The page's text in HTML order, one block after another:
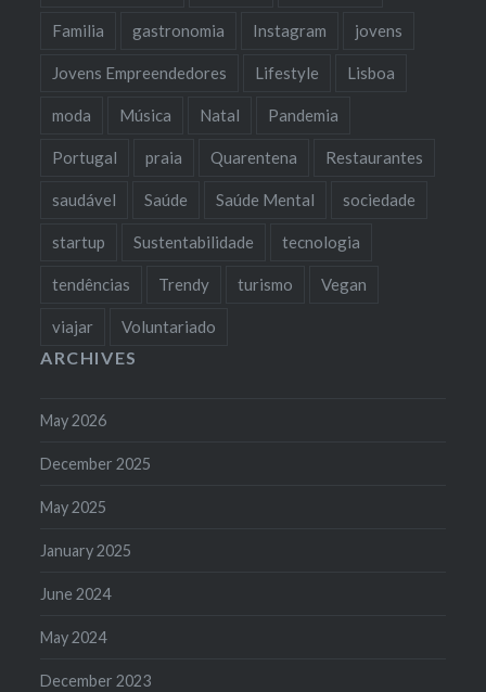
Familia gastronomia Instagram jovens
Jovens Empreendedores Lifestyle Lisboa
moda Música Natal Pandemia
Portugal praia Quarentena Restaurantes
saudável Saúde Saúde Mental sociedade
startup Sustentabilidade tecnologia
tendências Trendy turismo Vegan
viajar Voluntariado
ARCHIVES
May 2026
December 2025
May 2025
January 2025
June 2024
May 2024
December 2023